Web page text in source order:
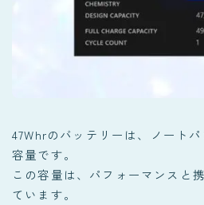
47Whrのバッテリーは、ノート
容量です。
この容量は、パフォーマンスと
ています。